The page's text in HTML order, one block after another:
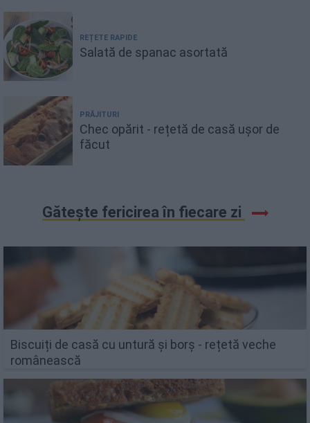
REȚETE RAPIDE
Salată de spanac asortată
PRĂJITURI
Chec opărit - rețetă de casă ușor de
făcut
Gătește fericirea în fiecare zi
Biscuiți de casă cu untură și borș - rețetă veche
românească